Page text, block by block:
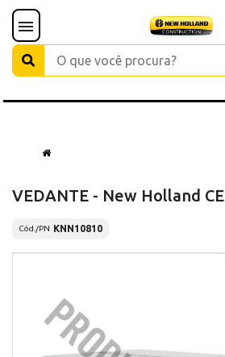
VEDANTE - New Holland CE
Cód./PN KNN10810